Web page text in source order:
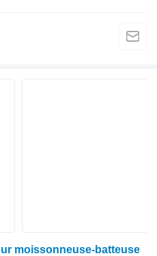
moissonneuse-batteuse